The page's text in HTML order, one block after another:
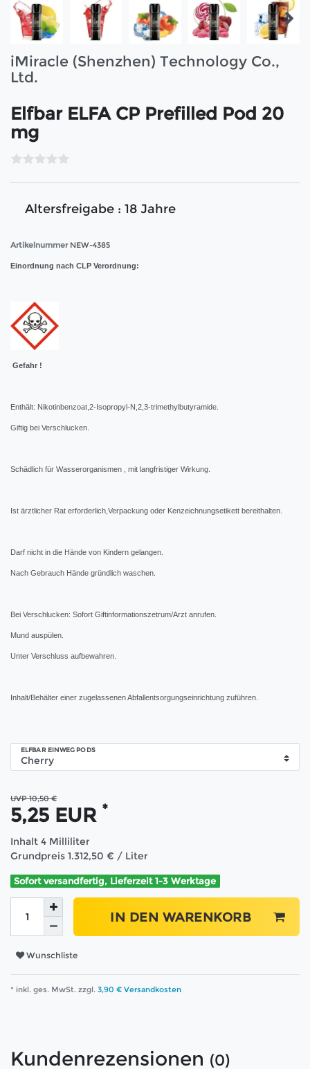
iMiracle (Shenzhen) Technology Co.,
Ltd.
Elfbar ELFA CP Prefilled Pod 20
mg
Altersfreigabe : 18 Jahre
Artikelnummer NEW-4385
Einordnung nach CLP Verordnung:
Gefahr !
Enthält: Nikotinbenzoat,2-Isopropyl-N,2,3-trimethylbutyramide.
Giftig bei Verschlucken.
Schädlich für Wasserorganismen , mit langfristiger Wirkung.
Ist ärztlicher Rat erforderlich,Verpackung oder Kenzeichnungsetikett bereithalten.
Darf nicht in die Hände von Kindern gelangen.
Nach Gebrauch Hände gründlich waschen.
Bei Verschlucken: Sofort Giftinformationszetrum/Arzt anrufen.
Mund auspülen.
Unter Verschluss aufbewahren.
Inhalt/Behälter einer zugelassenen Abfallentsorgungseinrichtung zuführen.
ELFBAR EINWEG PODS
UVP 10,50 €
5,25 EUR *
Inhalt 4 Milliliter
Grundpreis 1.312,50 € / Liter
Sofort versandfertig, Lieferzeit 1-3 Werktage
IN DEN WARENKORB
Wunschliste
* inkl. ges. MwSt. zzgl. 3,90 € Versandkosten
Kundenrezensionen (0)